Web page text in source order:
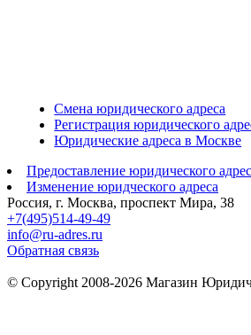
Смена юридического адреса
Регистрация юридического
Юридические адреса в Москве
Предоставление юридического
Изменение юридческого адреса
Россия, г. Москва, проспект Мира, 38
+7(495)514-49-49
info@ru-adres.ru
Обратная связь
© Сopyright 2008-2026 Магазин